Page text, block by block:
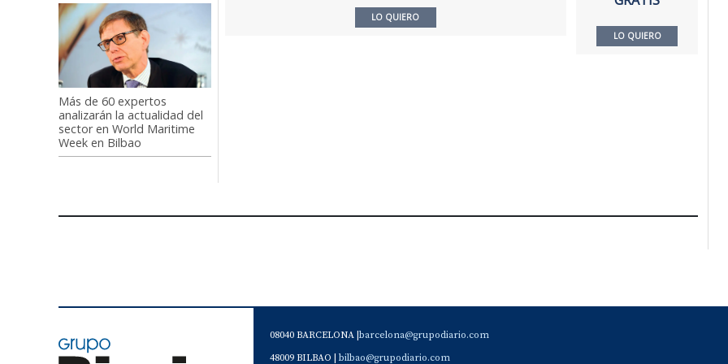
Más de 60 expertos
analizarán la actualidad del
sector en World Maritime
Week en Bilbao
LO QUIERO
LO QUIERO
08040 BARCELONA | barcelona@grupodiario.com
48009 BILBAO | bilbao@grupodiario.com